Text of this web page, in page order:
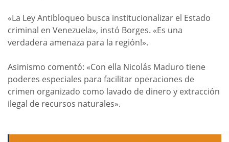
«La Ley Antibloqueo busca institucionalizar el Estado
criminal en Venezuela», instó Borges. «Es una
verdadera amenaza para la región!».
Asimismo comentó: «Con ella Nicolás Maduro tiene
poderes especiales para facilitar operaciones de
crimen organizado como lavado de dinero y extracción
ilegal de recursos naturales».